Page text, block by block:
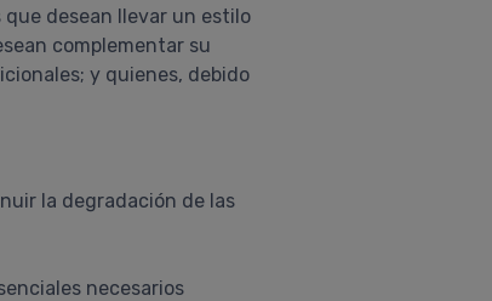
desean llevar un estilo
complementar su
y quienes, debido
la degradación de las
necesarios